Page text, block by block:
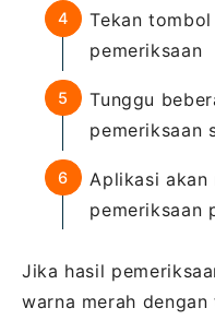
Tekan tombol
pemeriksaan
Tunggu
pemeriksaan
Aplikasi akan
pemeriksaan
Jika hasil
warna merah dengan